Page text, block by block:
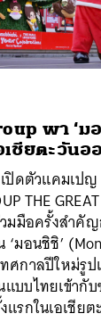
พา ‘ม
ชียตะวันอ
ดตัวแคมเปญ
THE
มมือครั้งสำคั
มอนชิชิ’
ศกาลปีใหม่รู
บบไทยเข้ากั
รกในเอเชีย